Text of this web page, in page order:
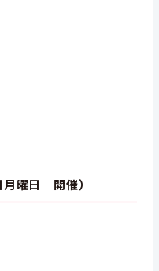
曜日 開催）